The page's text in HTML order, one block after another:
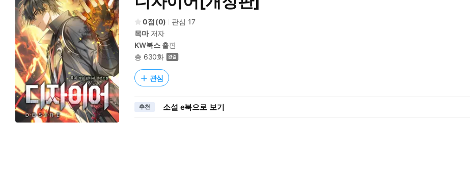
0 (0) 관심 17
목마저자
KW북스출판
총 630화
관심
추천 소설 e북으로 보기